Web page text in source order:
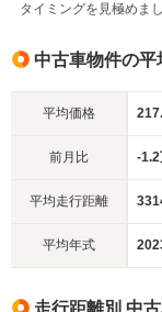
タイミングを見極めまし
中古車物件の
平均価格
前月比 -1.2
平均走行距離
平均年式
走行距離別 中